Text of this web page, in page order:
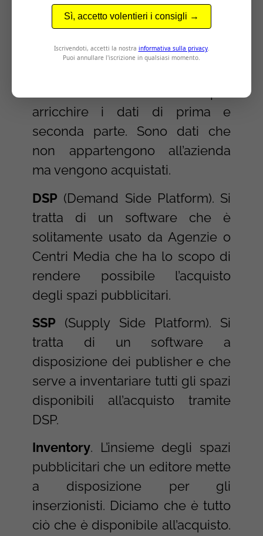
Dati di Terza Parte. Dati
disposizione da terze parti su
arricchire i dati di prima e
seconda parte. Sono dati che
non appartengono all’azienda
ma vengono acquistati.
DSP (Demand Side Platform). Si
tratta di un software che è
solitamente usato da Agenzie o
Centri Media che ha lo scopo di
rendere possibile l’acquisto
degli spazi pubblicitari.
SSP (Supply Side Platform). Si
tratta di un software a
disposizione dei publisher e che
serve a inventariare tutti gli spazi
disponibili all’acquisto tramite
DSP.
Inventory. L’insieme degli spazi
pubblicitari che un editore mette
a disposizione per gli
inserzionisti. Diciamo che è tutto
ciò che è disponibile all’acquisto.